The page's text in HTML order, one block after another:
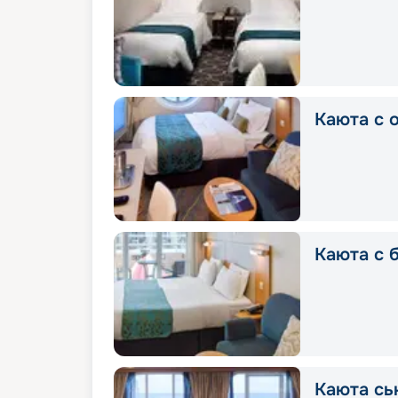
Каюта с
Каюта с
Каюта